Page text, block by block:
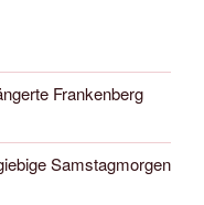
Frankenberg
Samstagmorgen